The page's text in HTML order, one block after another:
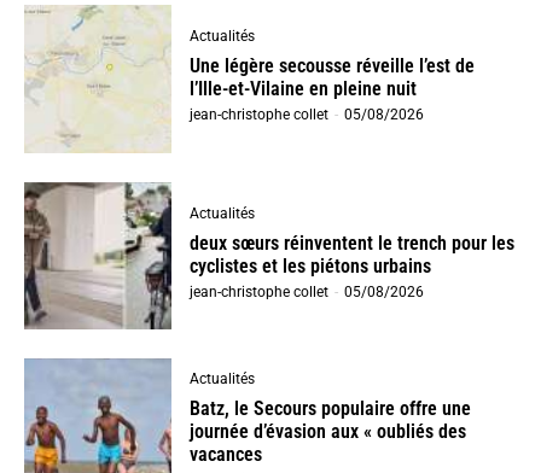
Actualités
Une légère secousse réveille l’est de
l’Ille-et-Vilaine en pleine nuit
jean-christophe collet - 05/08/2026
Actualités
deux sœurs réinventent le trench pour les
cyclistes et les piétons urbains
jean-christophe collet - 05/08/2026
Actualités
Batz, le Secours populaire offre une
journée d’évasion aux « oubliés des
vacances